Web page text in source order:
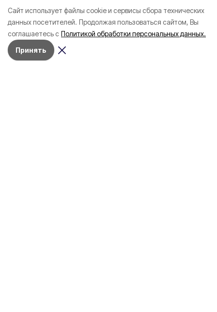
Cайт использует файлы cookie и сервисы сбора технических
данных посетителей. Продолжая пользоваться сайтом, Вы
соглашаетесь с Политикой обработки персональных данных.
Принять
Белгородской области с
начала года
в Белгородскую
пять лет